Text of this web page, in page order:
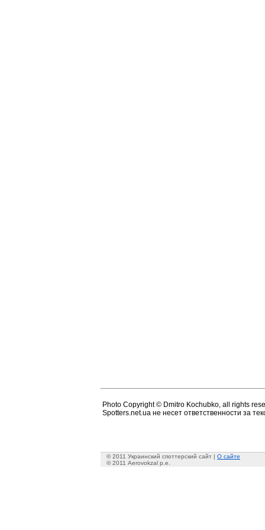
Photo Copyright © Dmitro Kochubko, all rights
Spotters.net.ua не несет ответственности за
© 2011 Украинский споттерский сайт | О сайте
© 2011 Aerovokzal p.e.